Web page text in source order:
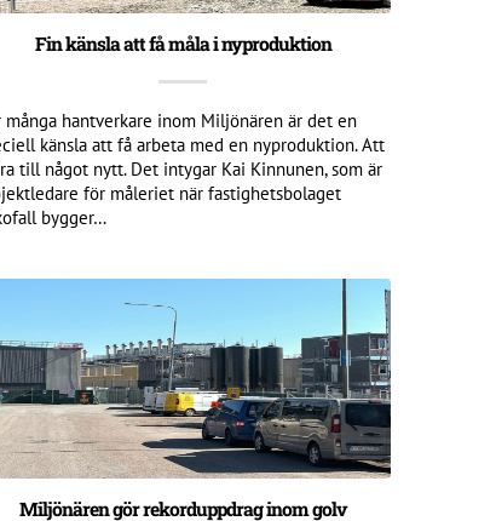
Fin känsla att få måla i nyproduktion
många hantverkare inom Miljönären är det en
känsla att få arbeta med en nyproduktion. Att
till något nytt. Det intygar Kai Kinnunen, som är
för måleriet när fastighetsbolaget
bygger…
Miljönären gör rekorduppdrag inom golv